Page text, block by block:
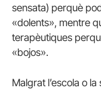
sensata) perquè
«dolents», mentre
terapèutiques
«bojos».
Malgrat l’escola o